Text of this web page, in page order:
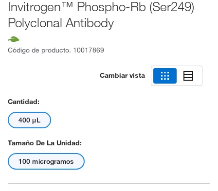
Invitrogen™ Phospho-Rb (Ser249)
Polyclonal Antibody
Código de producto. 10017869
Cambiar vista
Cantidad:
400 μL
Tamaño De La Unidad:
100 microgramos